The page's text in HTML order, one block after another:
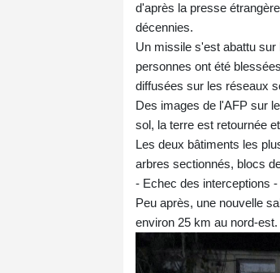
d'après la presse
décennies.
Un missile s'est abattu
personnes ont été
diffusées sur les réseaux
Des images de l'AFP sur
sol, la terre est retournée
Les deux bâtiments les
arbres sectionnés, blocs
- Echec des interceptions -
Peu après, une nouvelle
environ 25 km au nord-est.